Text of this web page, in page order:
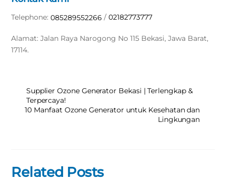
Telephone:085289552266 /02182773777
Alamat: Jalan Raya Narogong No 115 Bekasi, Jawa Barat,
17114.
Supplier Ozone Generator Bekasi | Terlengkap &
Terpercaya!
10 Manfaat Ozone Generator untuk Kesehatan dan
Lingkungan
Related Posts